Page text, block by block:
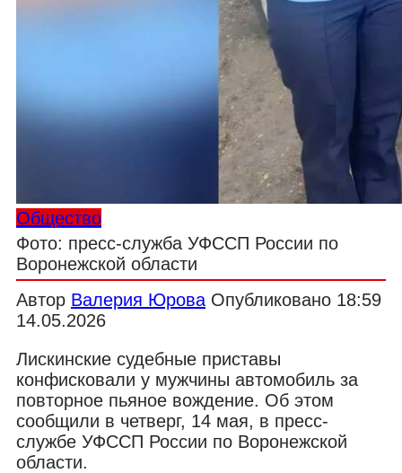
Общество
Фото: пресс-служба УФССП России по
Воронежской области
Автор Валерия Юрова Опубликовано 18:59
14.05.2026
Лискинские судебные приставы
конфисковали у мужчины автомобиль за
повторное пьяное вождение. Об этом
сообщили в четверг, 14 мая, в пресс-
службе УФССП России по Воронежской
области.